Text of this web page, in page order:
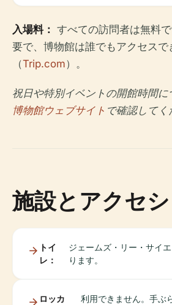
入場料： すべての訪問者は無料
要で、博物館は誰でもアクセスで
（Trip.com）。
祝日や特別イベントの開館時間
博物館ウェブサイト で確認してく
施設とアクセ
トイ
レ：
ジェームズ・リー・サイ
ります。
ロッカ
利用できません。手ぶ